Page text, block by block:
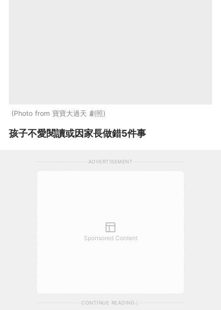
Photo from 寶寶大過天 劇照
孩子不愛閱讀或因家長做錯5件事
ADVERTISEMENT
Sponsored Content
CONTINUE READING